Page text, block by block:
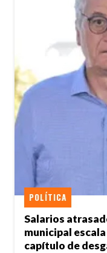
Salarios
municipal
capítulo de
POLÍTICA